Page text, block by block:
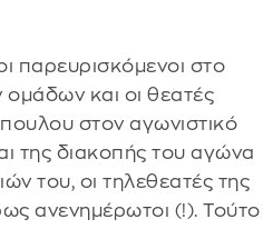
παρευρισκόμενοι στο
και οι θεατές
στον αγωνιστικό
της διακοπής του αγώνα
του, οι τηλεθεατές της
ανενημέρωτοι (!). Τούτο